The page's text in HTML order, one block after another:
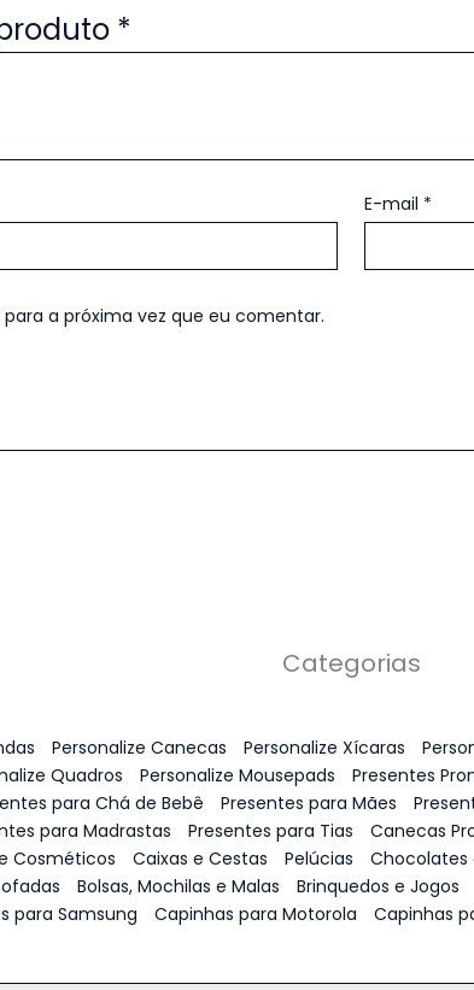
*
E-mail *
a próxima vez que eu comentar.
Categorias
Personalize Canecas Personalize Xícaras
Quadros Personalize Mousepads Presentes
para Chá de Bebê Presentes para Mães
para Madrastas Presentes para Tias Canecas
Cosméticos Caixas e Cestas Pelúcias Chocolates
Bolsas, Mochilas e Malas Brinquedos e Jogos
para Samsung Capinhas para Motorola Capinhas